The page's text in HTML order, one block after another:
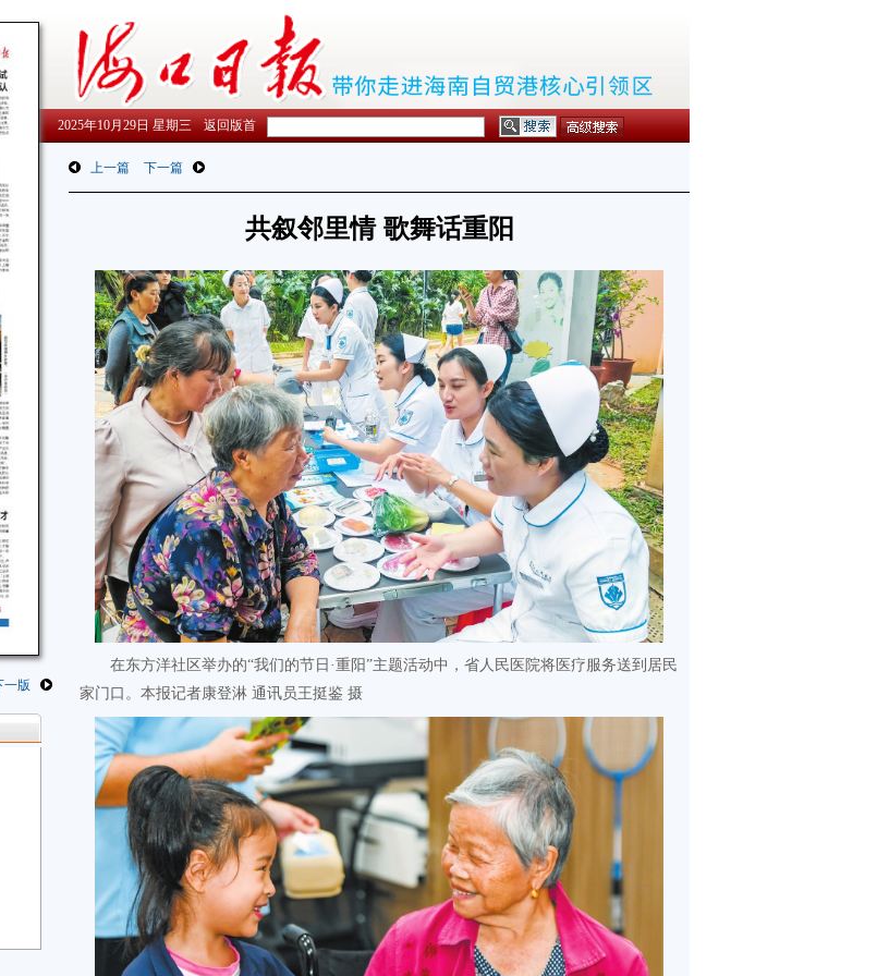
2025年10月29日 星期三 返回版首
一版
上一篇 下一篇
共叙邻里情 歌舞话重阳
在东方洋社区举办的“我们的节日·重阳”主题活动中，省人民医院将医疗服务送到居民
家门口。本报记者康登淋 通讯员王挺鉴 摄